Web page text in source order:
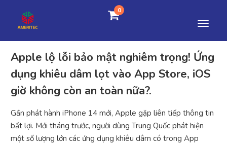
0
Apple lộ lỗi bảo mật nghiêm trọng! Ứng
dụng khiêu dâm lọt vào App Store, iOS
giờ không còn an toàn nữa?.
Gần phát hành iPhone 14 mới, Apple gặp liên tiếp thông tin
bất lợi. Mới tháng trước, người dùng Trung Quốc phát hiện
một số lượng lớn các ứng dụng khiêu dâm có trong App